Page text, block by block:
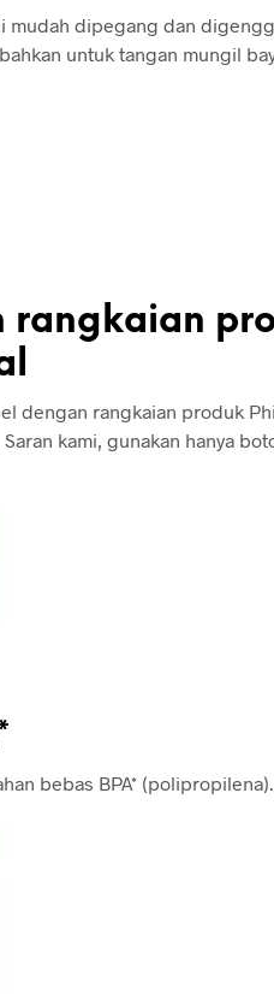
mudah dipegang dan
untuk tangan mungil
rangkaian
dengan rangkaian produk
kami, gunakan hanya
bebas BPA* (polipropilena).